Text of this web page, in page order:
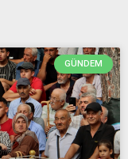
GÜNDEM